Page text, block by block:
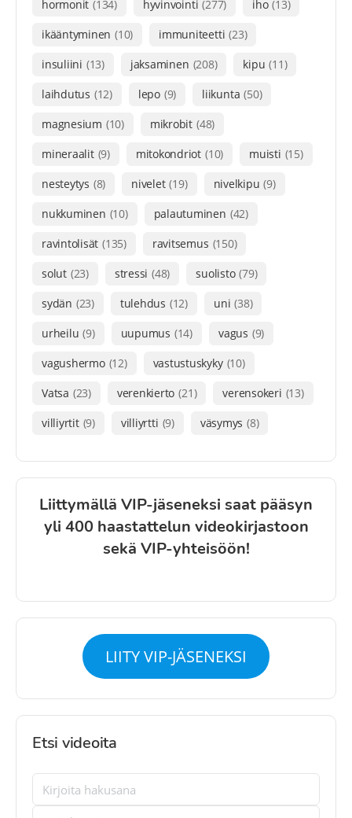
hormonit (134) hyvinvointi (277) iho (13)
ikääntyminen (10) immuniteetti (23)
insuliini (13) jaksaminen (208) kipu (11)
laihdutus (12) lepo (9) liikunta (50)
magnesium (10) mikrobit (48)
mineraalit (9) mitokondriot (10) muisti (15)
nesteytys (8) nivelet (19) nivelkipu (9)
nukkuminen (10) palautuminen (42)
ravintolisät (135) ravitsemus (150)
solut (23) stressi (48) suolisto (79)
sydän (23) tulehdus (12) uni (38)
urheilu (9) uupumus (14) vagus (9)
vagushermo (12) vastustuskyky (10)
Vatsa (23) verenkierto (21) verensokeri (13)
villiyrtit (9) villiyrtti (9) väsymys (8)
Liittymällä VIP-jäseneksi saat pääsyn
yli 400 haastattelun videokirjastoon
sekä VIP-yhteisöön!
LIITY VIP-JÄSENEKSI
Etsi videoita